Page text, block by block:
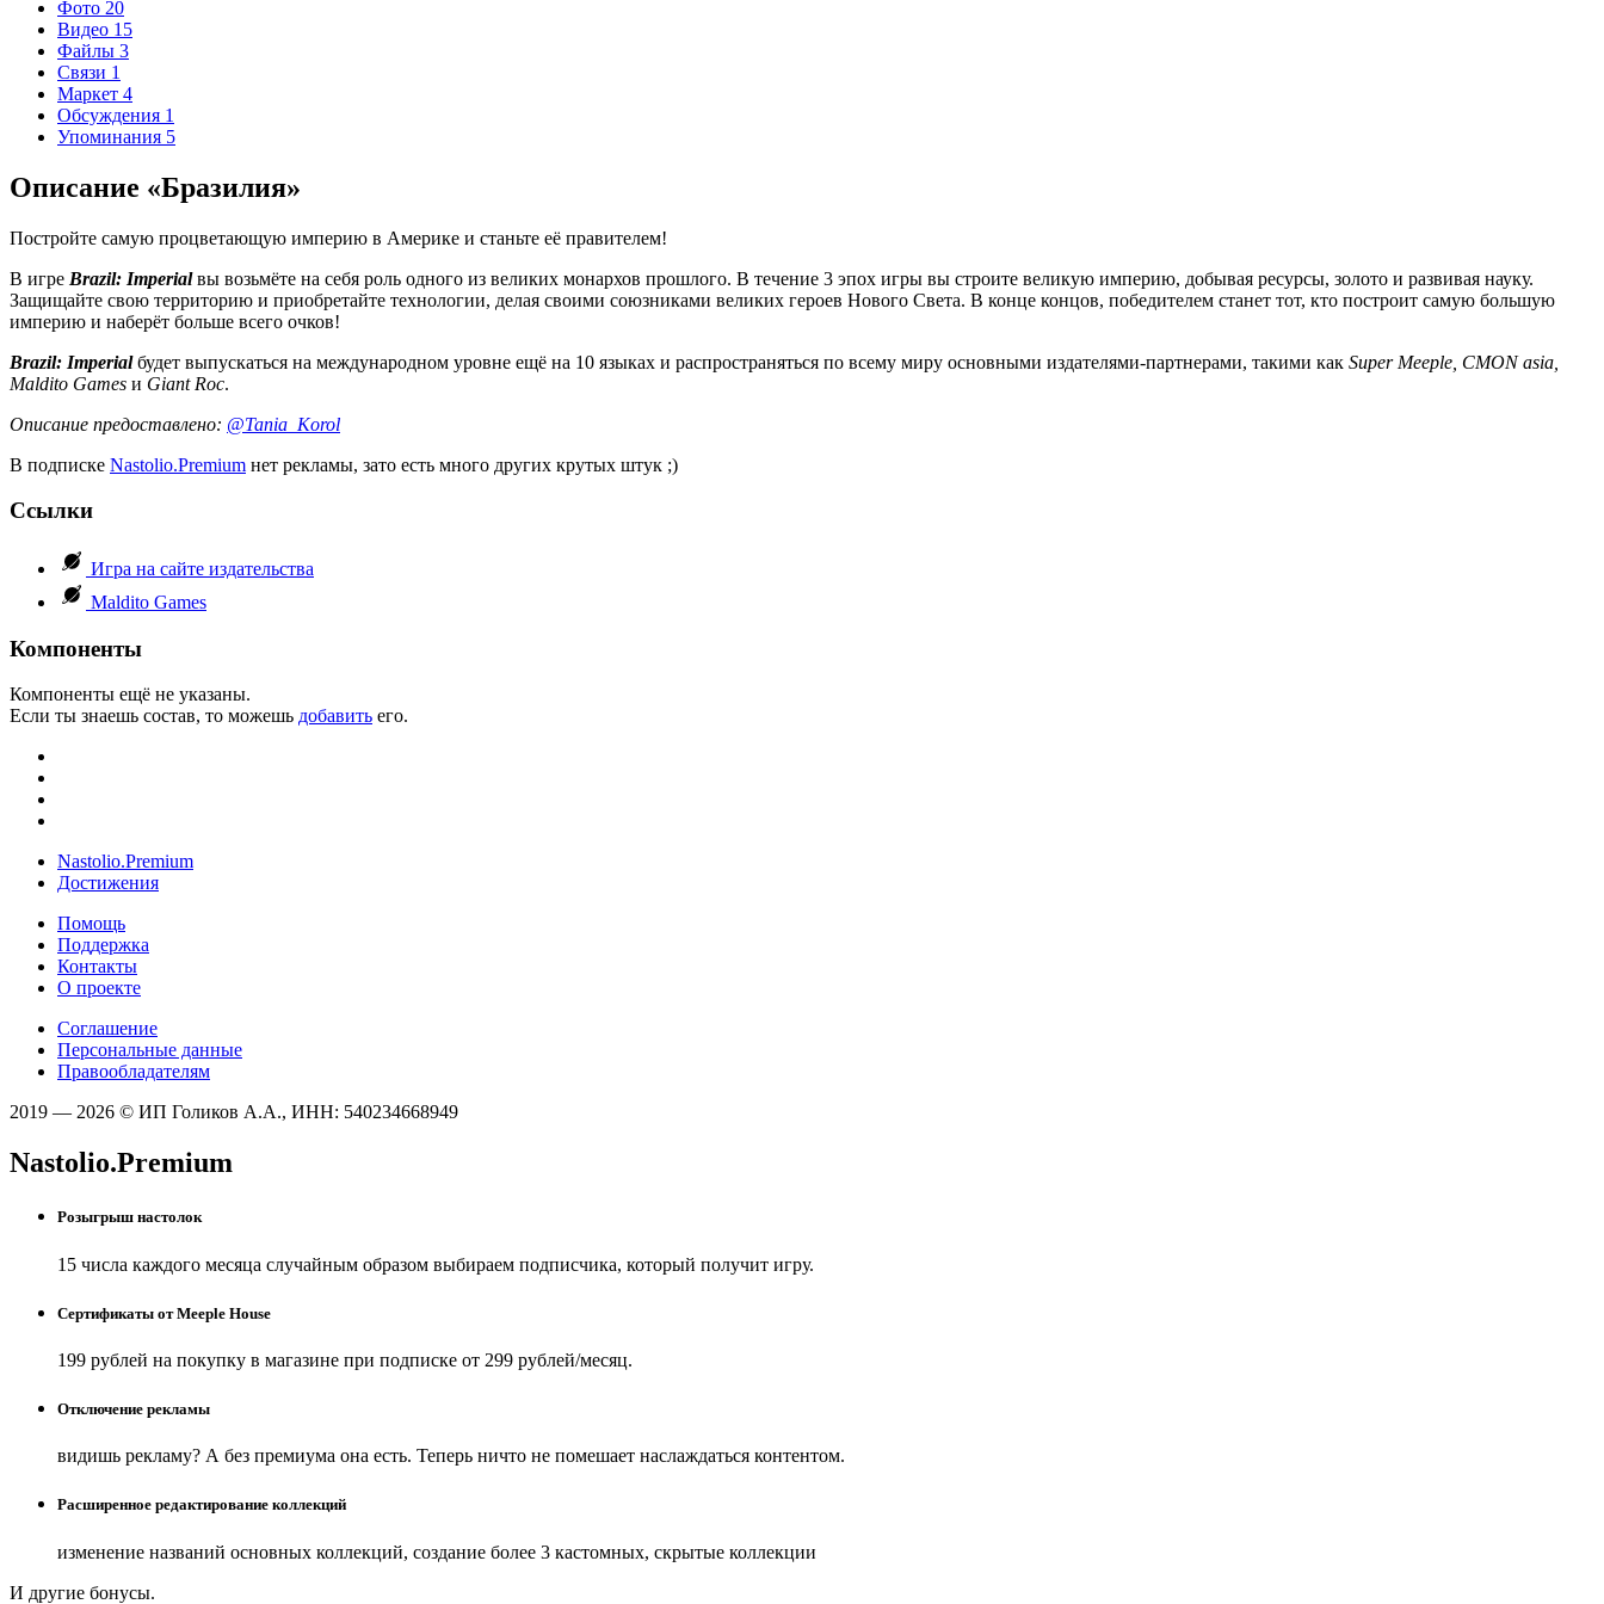
Фото 20
Видео 15
Файлы 3
Связи 1
Маркет 4
Обсуждения 1
Упоминания 5
Описание «Бразилия»
Постройте самую процветающую империю в Америке и станьте её правителем!
В игре Brazil: Imperialвы возьмёте на себя роль одного из великих монархов прошлого. В течение 3 эпох игры вы строите великую империю, добывая ресурсы, золото и развивая науку.
Защищайте свою территорию и приобретайте технологии, делая своими союзниками великих героев Нового Света. В конце концов, победителем станет тот, кто построит самую большую
империю и наберёт больше всего очков!
Brazil: Imperialбудет выпускаться на международном уровне ещё на 10 языках и распространяться по всему миру основными издателями-партнерами, такими как Super Meeple, CMON asia,
Maldito Games и Giant Roc.
Описание предоставлено: @Tania_Korol
В подписке Nastolio.Premium нет рекламы, зато есть много других крутых штук ;)
Ссылки
Игра на сайте издательства
Maldito Games
Компоненты
Компоненты ещё не указаны.
Если ты знаешь состав, то можешь добавить его.
Nastolio.Premium
Достижения
Помощь
Поддержка
Контакты
О проекте
Соглашение
Персональные данные
Правообладателям
2019 — 2026 © ИП Голиков А.А., ИНН: 540234668949
Nastolio.Premium
Розыгрыш настолок
15 числа каждого месяца случайным образом выбираем подписчика, который получит игру.
Сертификаты от Meeple House
199 рублей на покупку в магазине при подписке от 299 рублей/месяц.
Отключение рекламы
видишь рекламу? А без премиума она есть. Теперь ничто не помешает наслаждаться контентом.
Расширенное редактирование коллекций
изменение названий основных коллекций, создание более 3 кастомных, скрытые коллекции
И другие бонусы.